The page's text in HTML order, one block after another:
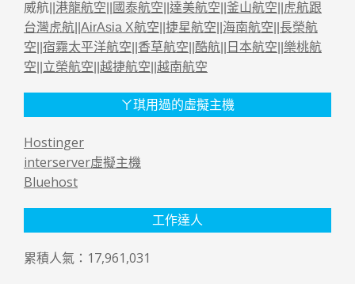
威航|| 港龍航空 國泰航空 達美航空 釜山航空
虎航跟
台灣虎航 AirAsia X航空 捷星航空 海南航空 長榮航
空 宿霧太平洋航空 香草航空 酷航 日本航空 樂桃航
空 立榮航空 越捷航空 越南航空
ㄚ琪用過的虛擬主機
Hostinger
interserver虛擬主機
Bluehost
工作達人
累積人氣：17,961,031